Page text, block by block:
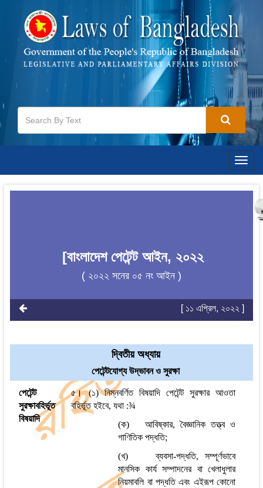
1[বাংলাদেশ পেটেন্ট আইন, ২০২২
( ২০২২ সনের ০৫ নং আইন )
[ ১১ এপ্রিল, ২০২২ ]
দ্বিতীয় অধ্যায়
পেটেন্টযোগ্য উদ্ভাবন ও সুরক্ষা
পেটেন্ট
সুরক্ষাবহির্ভূত
বিষয়াদি
৫।(১) নিম্নবর্ণিত বিষয়াদি পেটেন্ট সুরক্ষার আওতা
বহির্ভূত হইবে,যথা :¾
(ক) আবিষ্কার, বৈজ্ঞানিক তত্ত্ব ও
গাণিতিক পদ্ধতি;
(খ) ব্যবসা-পদ্ধতি, সম্পূর্ণভাবে
মানসিক কার্য সম্পাদনের বা খেলাধুলার
নিয়মাবলি বা পদ্ধতি এবং এইরূপ কোনো